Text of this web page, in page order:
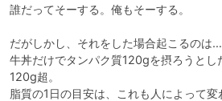
誰だってそーする。俺もそーする。
だがしかし、それをした場合起こるのは
牛丼だけでタンパク質120gを摂ろうとし
120g超。
脂質の1日の目安は、これも人によって